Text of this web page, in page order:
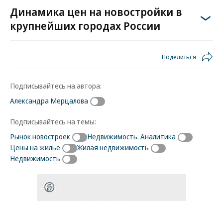
Динамика цен на новостройки в
крупнейших городах России
Поделиться
Подписывайтесь на автора:
Александра Мерцалова
Подписывайтесь на темы:
Рынок новостроек
Недвижимость. Аналитика
Цены на жилье
Жилая недвижимость
Недвижимость